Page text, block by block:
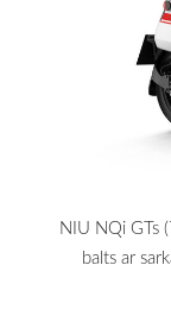
NIU NQi GTs
balts ar